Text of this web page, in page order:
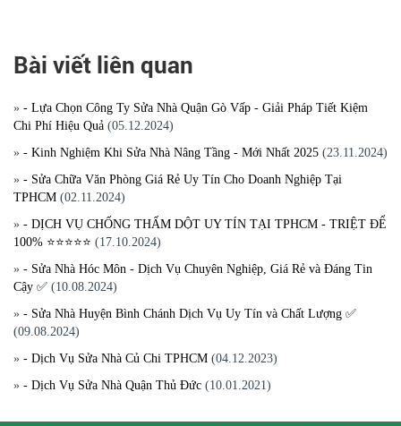
Bài viết liên quan
» - Lựa Chọn Công Ty Sửa Nhà Quận Gò Vấp - Giải Pháp Tiết Kiệm
Chi Phí Hiệu Quả (05.12.2024)
» - Kinh Nghiệm Khi Sửa Nhà Nâng Tầng - Mới Nhất 2025 (23.11.2024)
» - Sửa Chữa Văn Phòng Giá Rẻ Uy Tín Cho Doanh Nghiệp Tại
TPHCM (02.11.2024)
» - DỊCH VỤ CHỐNG THẤM DỘT UY TÍN TẠI TPHCM - TRIỆT ĐỂ
100% ⭐⭐⭐⭐⭐ (17.10.2024)
» - Sửa Nhà Hóc Môn - Dịch Vụ Chuyên Nghiệp, Giá Rẻ và Đáng Tin
Cậy ✅ (10.08.2024)
» - Sửa Nhà Huyện Bình Chánh Dịch Vụ Uy Tín và Chất Lượng ✅
(09.08.2024)
» - Dịch Vụ Sửa Nhà Củ Chi TPHCM (04.12.2023)
» - Dịch Vụ Sửa Nhà Quận Thủ Đức (10.01.2021)